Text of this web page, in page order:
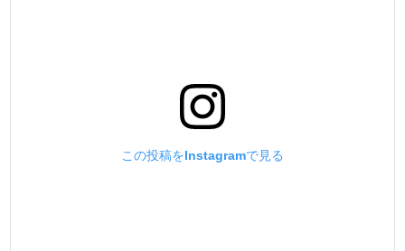
この投稿をInstagramで見る